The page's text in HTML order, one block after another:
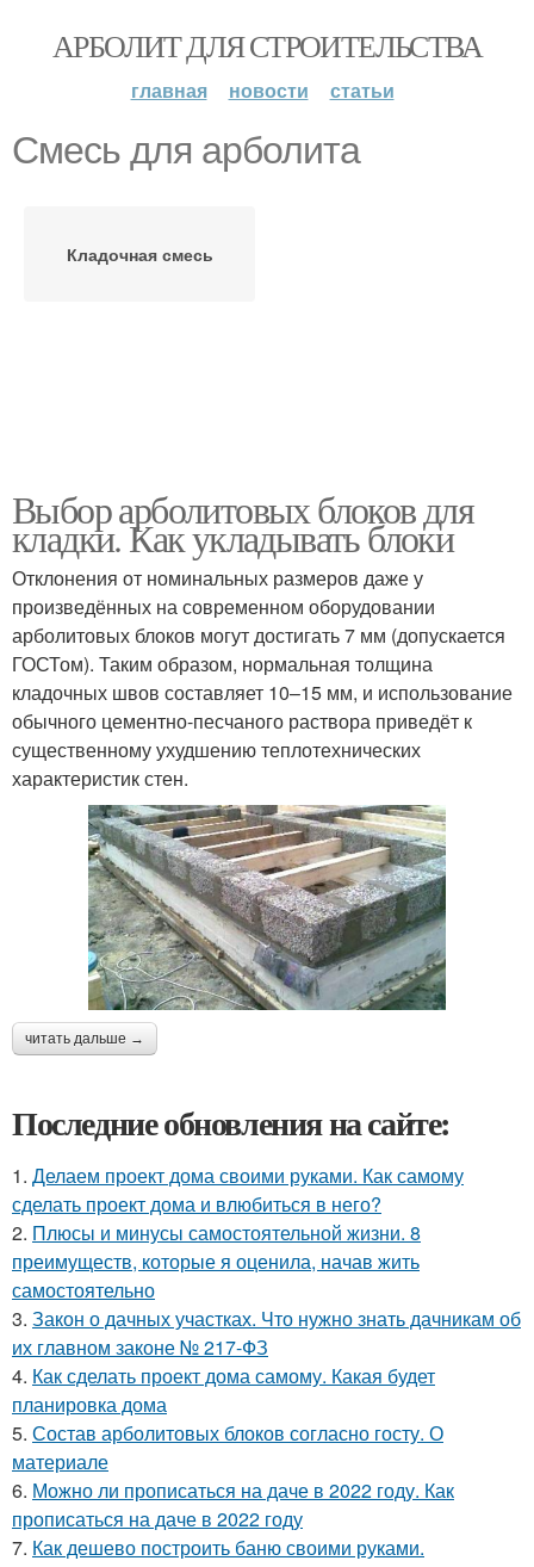
АРБОЛИТ ДЛЯ СТРОИТЕЛЬСТВА
главная новости статьи
Смесь для арболита
Кладочная смесь
Выбор арболитовых блоков для
кладки. Как укладывать блоки
Отклонения от номинальных размеров даже у
произведённых на современном оборудовании
арболитовых блоков могут достигать 7 мм (допускается
ГОСТом). Таким образом, нормальная толщина
кладочных швов составляет 10–15 мм, и использование
обычного цементно-песчаного раствора приведёт к
существенному ухудшению теплотехнических
характеристик стен.
читать дальше →
Последние обновления на сайте:
1. Делаем проект дома своими руками. Как самому
сделать проект дома и влюбиться в него?
2. Плюсы и минусы самостоятельной жизни. 8
преимуществ, которые я оценила, начав жить
самостоятельно
3. Закон о дачных участках. Что нужно знать дачникам об
их главном законе № 217-ФЗ
4. Как сделать проект дома самому. Какая будет
планировка дома
5. Состав арболитовых блоков согласно госту. О
материале
6. Можно ли прописаться на даче в 2022 году. Как
прописаться на даче в 2022 году
7. Как дешево построить баню своими руками.